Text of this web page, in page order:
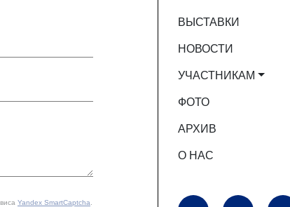
Yandex SmartCaptcha
ВЫСТАВКИ
НОВОСТИ
УЧАСТНИКАМ
ФОТО
АРХИВ
О НАС